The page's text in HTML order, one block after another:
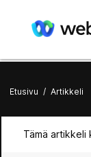
Etusivu / Artikkeli
Tämä artikkeli